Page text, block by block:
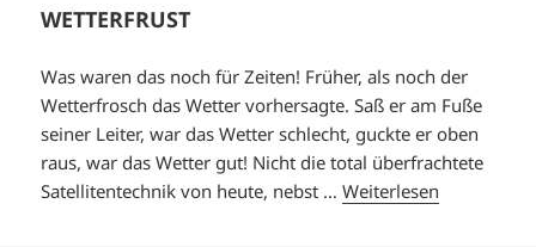
WETTERFRUST
Was waren das noch für Zeiten! Früher, als noch der
Wetterfrosch das Wetter vorhersagte. Saß er am Fuße
seiner Leiter, war das Wetter schlecht, guckte er oben
raus, war das Wetter gut! Nicht die total überfrachtete
Satellitentechnik von heute, nebst …Weiterlesen